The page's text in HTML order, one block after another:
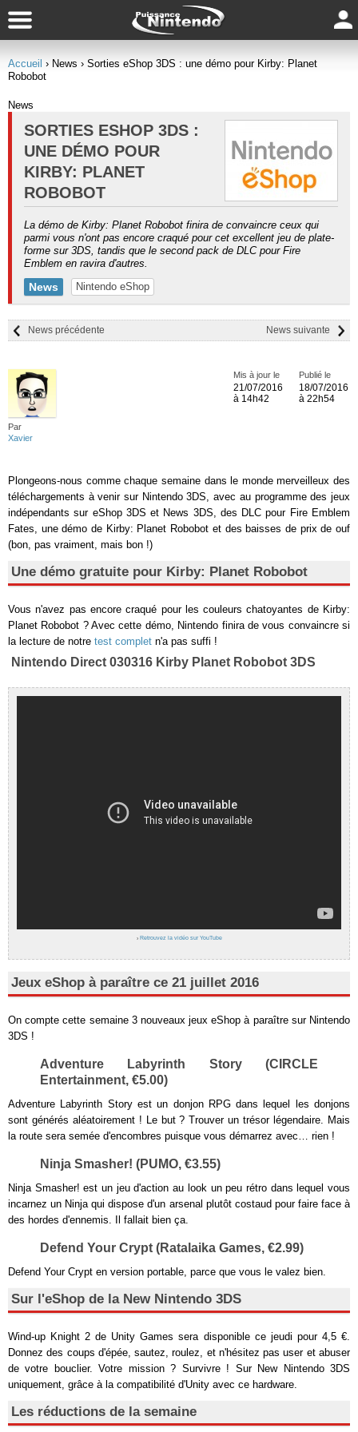
Accueil › News › Sorties eShop 3DS : une démo pour Kirby: Planet
Robobot
News
SORTIES ESHOP 3DS :
UNE DÉMO POUR
KIRBY: PLANET
ROBOBOT
La démo de Kirby: Planet Robobot finira de convaincre ceux qui
parmi vous n'ont pas encore craqué pour cet excellent jeu de plate-
forme sur 3DS, tandis que le second pack de DLC pour Fire
Emblem en ravira d'autres.
News Nintendo eShop
News suivante
News précédente
Par
Xavier
Publié le
18/07/2016
à 22h54
Mis à jour le
21/07/2016
à 14h42
Plongeons-nous comme chaque semaine dans le monde merveilleux des
téléchargements à venir sur Nintendo 3DS, avec au programme des jeux
indépendants sur eShop 3DS et News 3DS, des DLC pour Fire Emblem
Fates, une démo de Kirby: Planet Robobot et des baisses de prix de ouf
(bon, pas vraiment, mais bon !)
Une démo gratuite pour Kirby: Planet Robobot
Vous n'avez pas encore craqué pour les couleurs chatoyantes de Kirby:
Planet Robobot ? Avec cette démo, Nintendo finira de vous convaincre si
la lecture de notre test complet n'a pas suffi !
Nintendo Direct 030316 Kirby Planet Robobot 3DS
› Retrouvez la vidéo sur YouTube
Jeux eShop à paraître ce 21 juillet 2016
On compte cette semaine 3 nouveaux jeux eShop à paraître sur Nintendo
3DS !
Adventure Labyrinth Story (CIRCLE
Entertainment, €5.00)
Adventure Labyrinth Story est un donjon RPG dans lequel les donjons
sont générés aléatoirement ! Le but ? Trouver un trésor légendaire. Mais
la route sera semée d'encombres puisque vous démarrez avec… rien !
Ninja Smasher! (PUMO, €3.55)
Ninja Smasher! est un jeu d'action au look un peu rétro dans lequel vous
incarnez un Ninja qui dispose d'un arsenal plutôt costaud pour faire face à
des hordes d'ennemis. Il fallait bien ça.
Defend Your Crypt (Ratalaika Games, €2.99)
Defend Your Crypt en version portable, parce que vous le valez bien.
Sur l'eShop de la New Nintendo 3DS
Wind-up Knight 2 de Unity Games sera disponible ce jeudi pour 4,5 €.
Donnez des coups d'épée, sautez, roulez, et n'hésitez pas user et abuser
de votre bouclier. Votre mission ? Survivre ! Sur New Nintendo 3DS
uniquement, grâce à la compatibilité d'Unity avec ce hardware.
Les réductions de la semaine